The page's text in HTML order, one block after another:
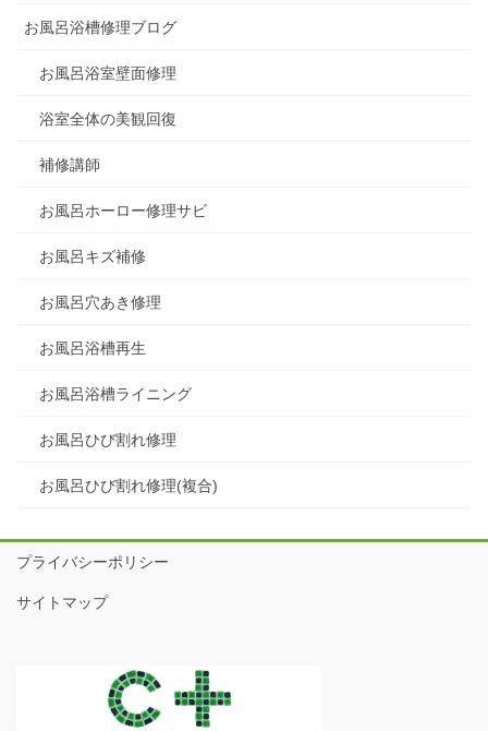
お風呂浴槽修理ブログ
お風呂浴室壁面修理
浴室全体の美観回復
補修講師
お風呂ホーロー修理サビ
お風呂キズ補修
お風呂穴あき修理
お風呂浴槽再生
お風呂浴槽ライニング
お風呂ひび割れ修理
お風呂ひび割れ修理(複合)
プライバシーポリシー
サイトマップ